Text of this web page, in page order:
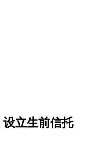
立生前信托